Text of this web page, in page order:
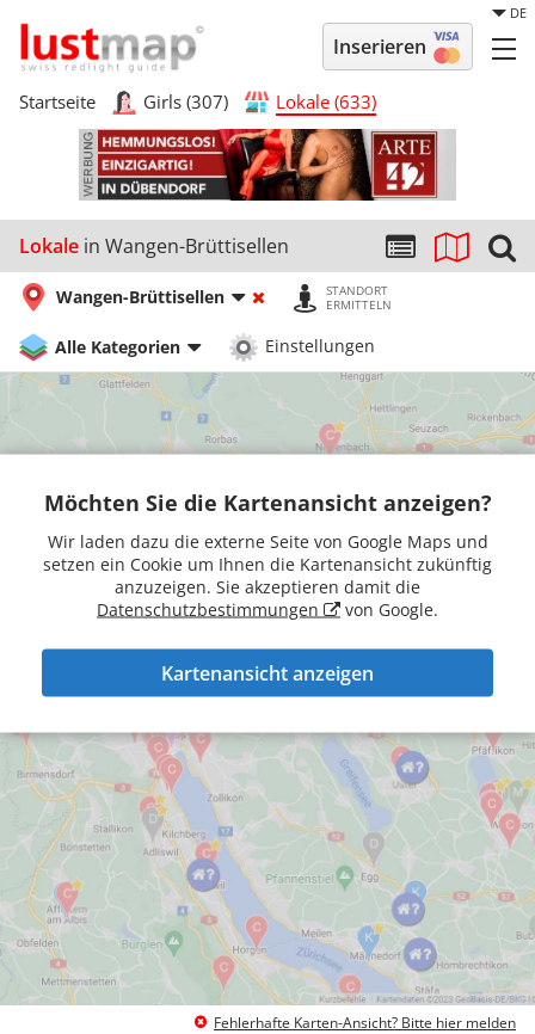
DE
Inserieren
Startseite Girls (307) Lokale (633)
Lokale in Wangen-Brüttisellen
Wangen-Brüttisellen
STANDORT
ERMITTELN
Alle Kategorien Einstellungen
Möchten Sie die Kartenansicht anzeigen?
Wir laden dazu die externe Seite von Google Maps und
setzen ein Cookie um Ihnen die Kartenansicht zukünftig
anzuzeigen. Sie akzeptieren damit die
Datenschutzbestimmungen
von Google.
Kartenansicht anzeigen
Fehlerhafte Karten-Ansicht? Bitte hier melden